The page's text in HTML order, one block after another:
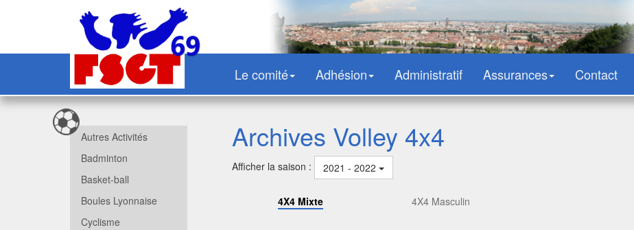
Le comité Adhésion Administratif Assurances Contact
Autres Activités
Badminton
Basket-ball
Boules Lyonnaise
Cyclisme
Archives Volley 4x4
Afficher la saison : 2021 - 2022
4X4 Mixte 4X4 Masculin